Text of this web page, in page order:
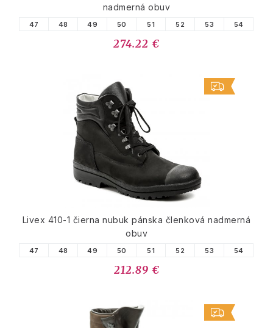
nadmerná obuv
47 48 49 50 51 52 53 54
274.22 €
Livex 410-1 čierna nubuk pánska členková nadmerná
obuv
47 48 49 50 51 52 53 54
212.89 €